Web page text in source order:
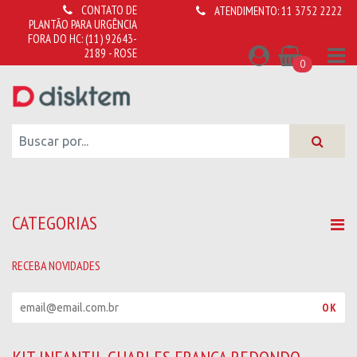
CONTATO DE
PLANTÃO PARA URGÊNCIA
FORA DO HC:(11) 92643-
2189 - ROSE
ATENDIMENTO:11 3752 2222
0
CATEGORIAS
RECEBA NOVIDADES
OK